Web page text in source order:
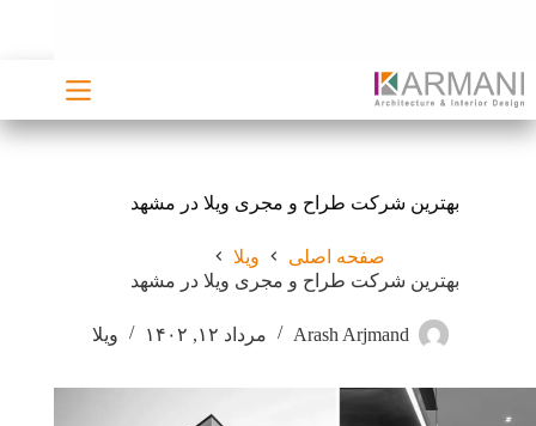
بهترین شرکت طراح و مجری ویلا در مشهد
صفحه اصلی
ویلا
بهترین شرکت طراح و مجری ویلا در مشهد
Arash Arjmand مرداد ۱۲, ۱۴۰۲ ویلا